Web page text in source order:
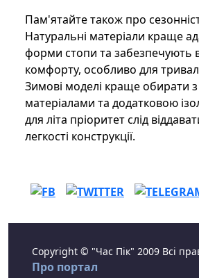
Пам'ятайте також про
Натуральні матеріали краще
форми стопи та забезпечують
комфорту, особливо для
Зимові моделі краще обирати
матеріалами та додатковою
для літа пріоритет слід
легкості конструкції.
Copyright © "Час Пік" 2009 Всі
Про портал